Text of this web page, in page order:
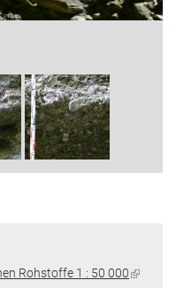
Rohstoffe 1 : 50 000(Link